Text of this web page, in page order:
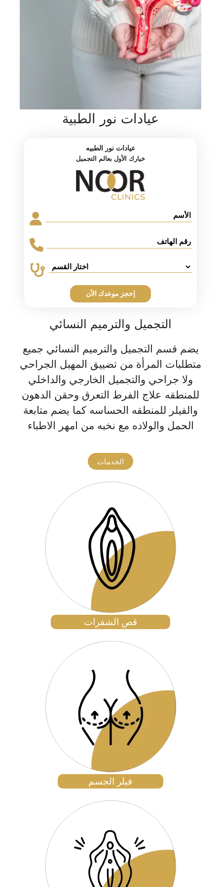
عيادات نور الطبية
عيادات نور الطبيه
خيارك الأول بعالم التجميل
إحجز موعدك الأن
التجميل والترميم النسائي
يضم قسم التجميل والترميم النسائي جميع
متطلبات المرأة من تضييق المهبل الجراحي
ولا جراحي والتجميل الخارجي والداخلي
للمنطقه علاج الفرط التعرق وحقن الدهون
والفيلر للمنطقه الحساسه كما يضم متابعة
الحمل والولاده مع نخبه من امهر الاطباء
الخدمات
قص الشفرات
فيلر الجسم